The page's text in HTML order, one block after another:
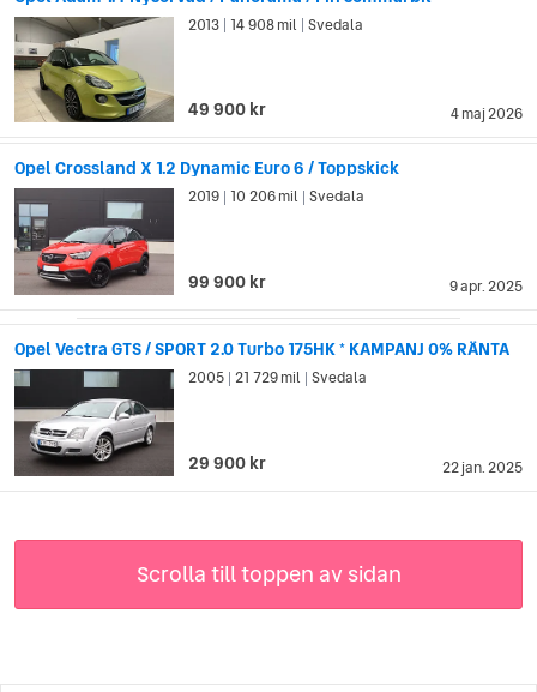
lanserar Opel innovativa bilar med både stor säkerhet och
diesel- och bensinmotorer som är energisnåla.
4 maj 2026
2013 14 908 mil Svedala
49 900 kr
Opel Crossland X 1.2 Dynamic Euro 6 / Toppskick
9 apr. 2025
2019 10 206 mil Svedala
99 900 kr
Opel Vectra GTS / SPORT 2.0 Turbo 175HK * KAMPANJ 0% RÄNTA
22 jan. 2025
2005 21 729 mil Svedala
29 900 kr
Scrolla till toppen av sidan